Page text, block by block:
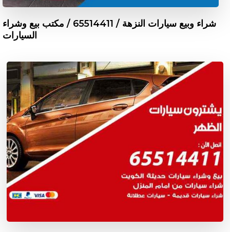
شراء وبيع سيارات النزهة / 65514411 / مكتب بيع وشراء
السيارات